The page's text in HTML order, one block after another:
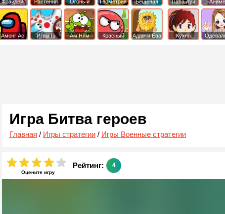
Фрайдей
Найт
Фанкин
Растения
против
Зомби
Огонь и
Вода
Геометрия
Даш
Бешеная
бабка
сбежала из
психушки
Амонг Ас Игры Io Ам Ням
Красный
Адам и Ева
Папа Луи Аниме
Кухня
Игра Битва героев
Главная / Игры стратегии / Игры Военные стратегии
Оцените игру
Рейтинг: 4